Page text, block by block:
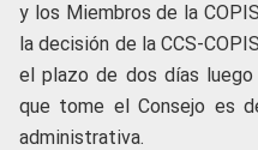
y los Miembros de la
la decisión de la CCS-
el plazo de dos días
que tome el Consejo es
administrativa.